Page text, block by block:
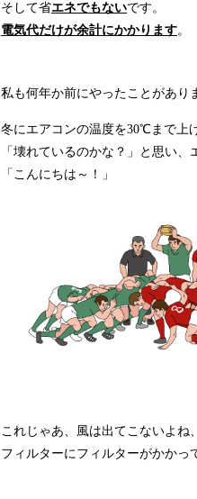
そして省エネでもないです。
電気代だけが余計にかかります。
私も何年か前にやったことがあり
冬にエアコンの温度を30℃まで上
「壊れているのかな？」と思い
「こんにちは～！」
これじゃあ、風は出てこないよね
フィルターにフィルターがかかっ